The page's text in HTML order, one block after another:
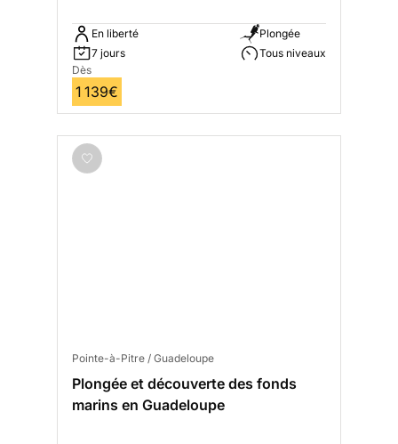
En liberté
7 jours
Plongée
Tous niveaux
Dès
1 139€
Pointe-à-Pitre / Guadeloupe
Plongée et découverte des fonds
marins en Guadeloupe